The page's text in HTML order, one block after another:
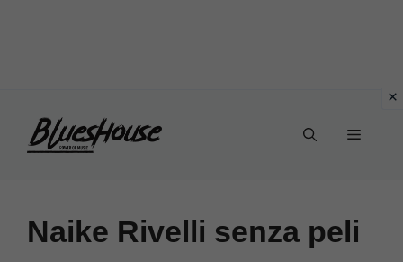
Menu
Naike Rivelli senza peli